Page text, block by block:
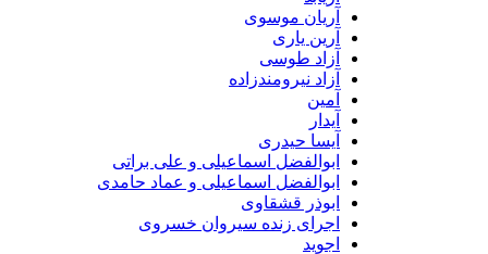
آریان موسوی
آرین یاری
آزاد طوسی
آزاد نیرومندزاده
آیسا حیدری
ابوالفضل اسماعیلی و علی براتی
ابوالفضل اسماعیلی و عماد حامدی
ابوذر قشقاوی
اجرای زنده سیروان خسروی